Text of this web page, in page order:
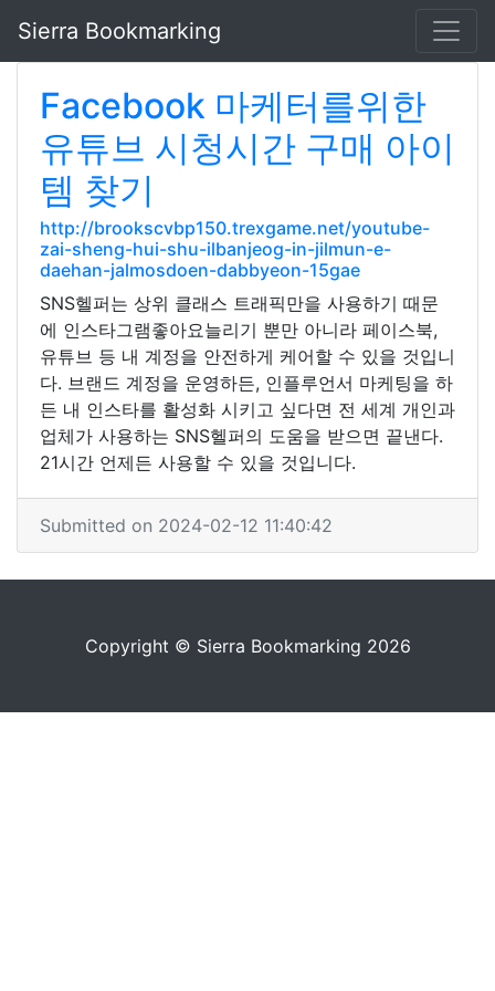
Sierra Bookmarking
Facebook 마케터를위한
유튜브 시청시간 구매 아이
템 찾기
http://brookscvbp150.trexgame.net/youtube-
zai-sheng-hui-shu-ilbanjeog-in-jilmun-e-
daehan-jalmosdoen-dabbyeon-15gae
SNS헬퍼는 상위 클래스 트래픽만을 사용하기 때문
에 인스타그램좋아요늘리기 뿐만 아니라 페이스북,
유튜브 등 내 계정을 안전하게 케어할 수 있을 것입니
다. 브랜드 계정을 운영하든, 인플루언서 마케팅을 하
든 내 인스타를 활성화 시키고 싶다면 전 세계 개인과
업체가 사용하는 SNS헬퍼의 도움을 받으면 끝낸다.
21시간 언제든 사용할 수 있을 것입니다.
Submitted on 2024-02-12 11:40:42
Copyright © Sierra Bookmarking 2026